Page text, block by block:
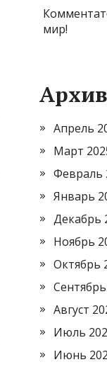
мир!
Апрель
Март
Февраль
Январь
Декабрь
Ноябрь
Октябрь
Август
Июль
Июнь